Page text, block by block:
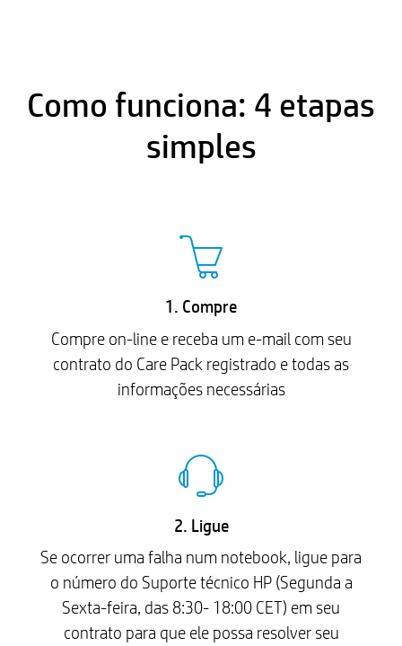
Como funciona: 4 etapas
simples
1. Compre
Compre on-line e receba um e-mail com seu
contrato do Care Pack registrado e todas as
informações necessárias
2. Ligue
Se ocorrer uma falha num notebook, ligue para
o número do Suporte técnico HP (Segunda a
Sexta-feira, das 8:30- 18:00 CET) em seu
contrato para que ele possa resolver seu